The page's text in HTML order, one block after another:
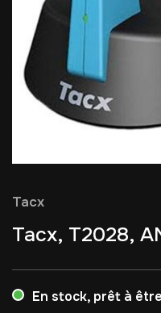
Tacx
Tacx, T2028,
En stock, prêt à